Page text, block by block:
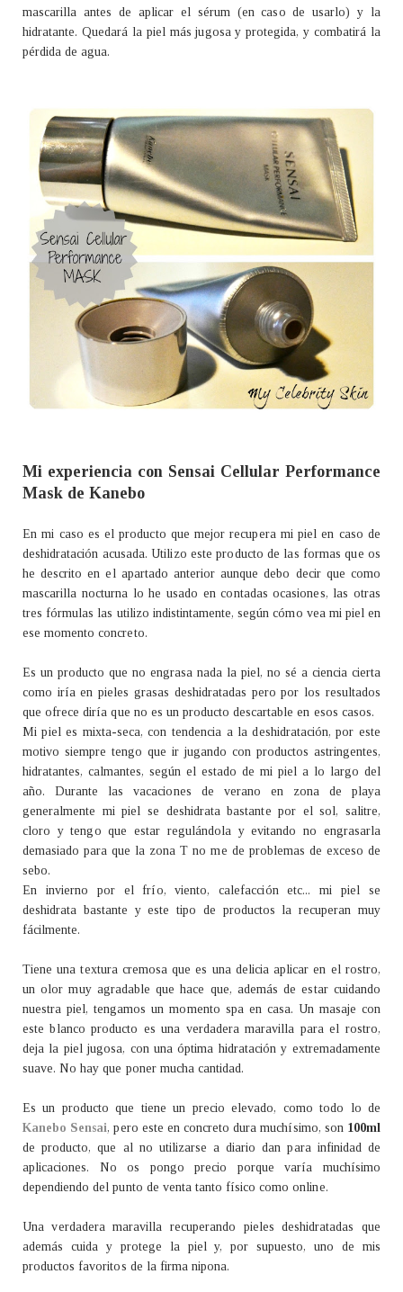
mascarilla antes de aplicar el sérum (en caso de usarlo) y la
hidratante. Quedará la piel más jugosa y protegida, y combatirá la
pérdida de agua.
Mi experiencia con Sensai Cellular Performance
Mask de Kanebo
En mi caso es el producto que mejor recupera mi piel en caso de
deshidratación acusada. Utilizo este producto de las formas que os
he descrito en el apartado anterior aunque debo decir que como
mascarilla nocturna lo he usado en contadas ocasiones, las otras
tres fórmulas las utilizo indistintamente, según cómo vea mi piel en
ese momento concreto.
Es un producto que no engrasa nada la piel, no sé a ciencia cierta
como iría en pieles grasas deshidratadas pero por los resultados
que ofrece diría que no es un producto descartable en esos casos.
Mi piel es mixta-seca, con tendencia a la deshidratación, por este
motivo siempre tengo que ir jugando con productos astringentes,
hidratantes, calmantes, según el estado de mi piel a lo largo del
año. Durante las vacaciones de verano en zona de playa
generalmente mi piel se deshidrata bastante por el sol, salitre,
cloro y tengo que estar regulándola y evitando no engrasarla
demasiado para que la zona T no me de problemas de exceso de
sebo.
En invierno por el frío, viento, calefacción etc... mi piel se
deshidrata bastante y este tipo de productos la recuperan muy
fácilmente.
Tiene una textura cremosa que es una delicia aplicar en el rostro,
un olor muy agradable que hace que, además de estar cuidando
nuestra piel, tengamos un momento spa en casa. Un masaje con
este blanco producto es una verdadera maravilla para el rostro,
deja la piel jugosa, con una óptima hidratación y extremadamente
suave. No hay que poner mucha cantidad.
Es un producto que tiene un precio elevado, como todo lo de
Kanebo Sensai, pero este en concreto dura muchísimo, son 100ml
de producto, que al no utilizarse a diario dan para infinidad de
aplicaciones. No os pongo precio porque varía muchísimo
dependiendo del punto de venta tanto físico como online.
Una verdadera maravilla recuperando pieles deshidratadas que
además cuida y protege la piel y, por supuesto, uno de mis
productos favoritos de la firma nipona.